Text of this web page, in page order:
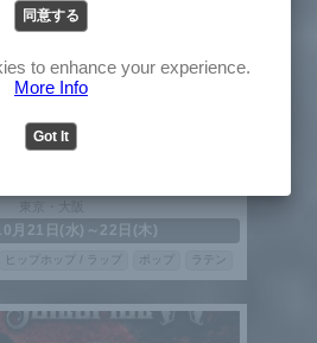
東京・大阪
月21日(水)～22日(木)
ヒップホップ / ラップ ポップ ラテン
English
Japanese
同意する
to enhance your experience.
More Info
Got It